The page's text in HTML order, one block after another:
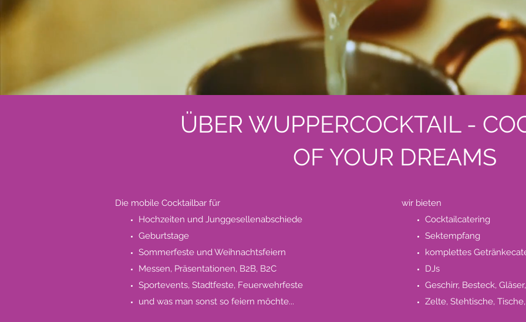
ÜBER WUPPERCOCKTAIL -
OF YOUR DREAMS
Die mobile Cocktailbar für
Hochzeiten und Junggesellenabschiede
Geburtstage
Sommerfeste und Weihnachtsfeiern
Messen, Präsentationen, B2B, B2C
Sportevents, Stadtfeste, Feuerwehrfeste
und was man sonst so feiern möchte...
wir bieten
Cocktailcatering
Sektempfang
komplettes
DJs
Geschirr, Besteck,
Zelte, Stehtische,